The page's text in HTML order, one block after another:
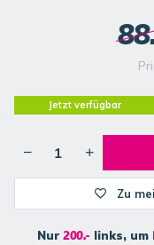
Jetzt verfügbar
Zu
Nur200.- links, um